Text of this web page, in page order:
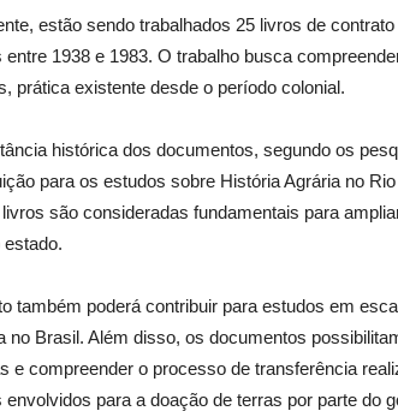
estão sendo trabalhados 25 livros de
entre 1938 e 1983. O trabalho busca
prática existente desde o período colonial.
histórica dos documentos, segundo os
para os estudos sobre História Agrária no
são consideradas fundamentais para
estado.
também poderá contribuir para estudos em
no Brasil. Além disso, os documentos
e compreender o processo de transferência
envolvidos para a doação de terras por parte do